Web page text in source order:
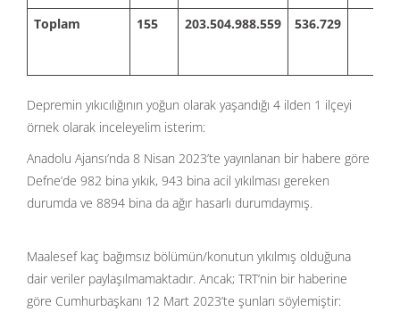
Toplam 155 203.504.988.559 536.729
Depremin yıkıcılığının yoğun olarak yaşandığı 4 ilden 1 ilçeyi
örnek olarak inceleyelim isterim:
Anadolu Ajansı’nda 8 Nisan 2023’te yayınlanan bir habere göre
Defne’de 982 bina yıkık, 943 bina acil yıkılması gereken
durumda ve 8894 bina da ağır hasarlı durumdaymış.
Maalesef kaç bağımsız bölümün/konutun yıkılmış olduğuna
dair veriler paylaşılmamaktadır. Ancak; TRT’nin bir haberine
göre Cumhurbaşkanı 12 Mart 2023’te şunları söylemiştir: